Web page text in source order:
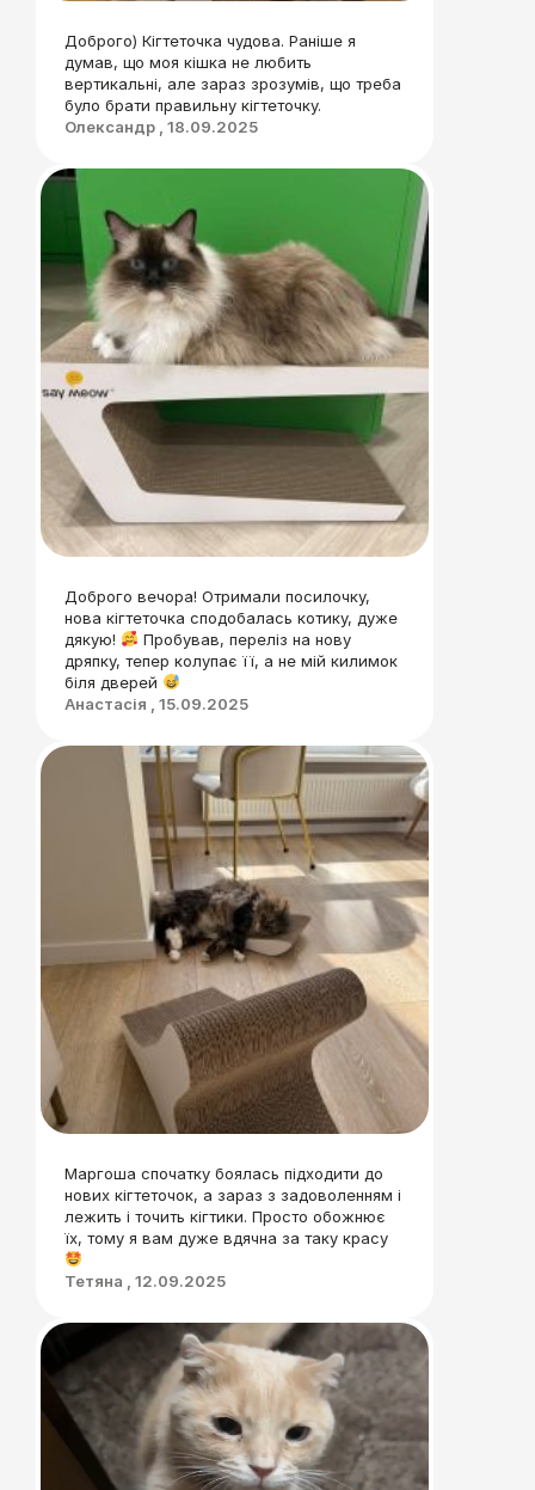
Доброго) Кігтеточка чудова. Раніше я
думав, що моя кішка не любить
вертикальні, але зараз зрозумів, що треба
було брати правильну кігтеточку.
Олександр , 18.09.2025
Доброго вечора! Отримали посилочку,
нова кігтеточка сподобалась котику, дуже
дякую!
Пробував, переліз на нову
дряпку, тепер колупає її, а не мій килимок
біля дверей
Анастасія , 15.09.2025
Маргоша спочатку боялась підходити до
нових кігтеточок, а зараз з задоволенням і
лежить і точить кігтики. Просто обожнює
їх, тому я вам дуже вдячна за таку красу
Тетяна , 12.09.2025